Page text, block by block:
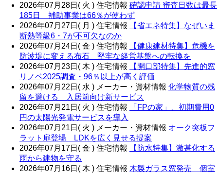
2026年07月28日( 火 ) 住宅情報 確認申請 審査日数は最長
185日 補助事業は66％が使わず
2026年07月27日( 月 ) 住宅情報
【省エネ特集】なぜいま
断熱等級6・7が不可欠なのか
2026年07月24日( 金 ) 住宅情報
【健康建材特集】危機を
防波堤に変える布石 堅牢な経営基盤への転換を
2026年07月23日( 木 ) 住宅情報
【開口部特集】先進的窓
リノベ2025調査・96％以上が高く評価
2026年07月22日( 水 ) メーカー・資材情報 化学物質の残
留を避ける 入居前向け新サービス
2026年07月21日( 火 ) 住宅情報
「FPの家」、初期費用0
円の太陽光発電サービスを導入
2026年07月21日( 火 ) メーカー・資材情報 オーク突板フ
ラット扉登場 LDKを広く見せる提案
2026年07月17日( 金 ) 住宅情報
【防水特集】激甚化する
雨から建物を守る
2026年07月16日( 木 ) 住宅情報 木製ガラス窓発売 個室